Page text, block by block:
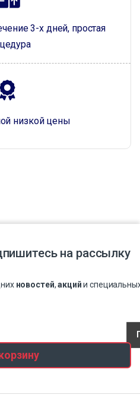
3-х дней, простая
низкой цены
на рассылку
новостей,акцийи